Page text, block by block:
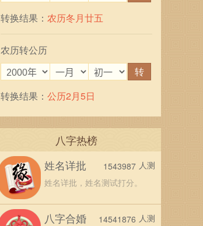
转换结果： 农历冬月廿五
农历转公历
转
转换结果： 公历2月5日
八字热榜
姓名详批
姓名详批，姓名测试打分。
1543987 人测
八字合婚 14541876 人测